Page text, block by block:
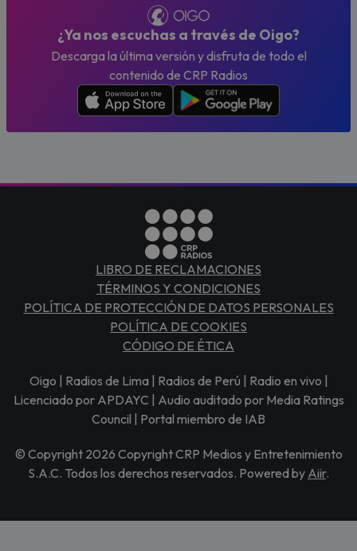
¿Ya nos escuchas a través de Oigo?
Descarga la última versión y disfruta de todo el
contenido de CRP Radios
LIBRO DE RECLAMACIONES
TÉRMINOS Y CONDICIONES
POLÍTICA DE PROTECCIÓN DE DATOS PERSONALES
POLÍTICA DE COOKIES
CÓDIGO DE ÉTICA
Oigo | Radios de Lima | Radios de Perú | Radio en vivo |
Licenciado por APDAYC | Audio auditado por Media Ratings
Council | Portal miembro de IAB
© Copyright 2026 Copyright CRP Medios y Entretenimiento
S.A.C. Todos los derechos reservados. Powered by Aiir.